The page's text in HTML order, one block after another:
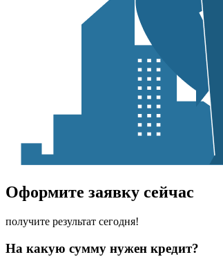
Оформите заявку сейчас
получите результат сегодня!
На какую сумму нужен кредит?